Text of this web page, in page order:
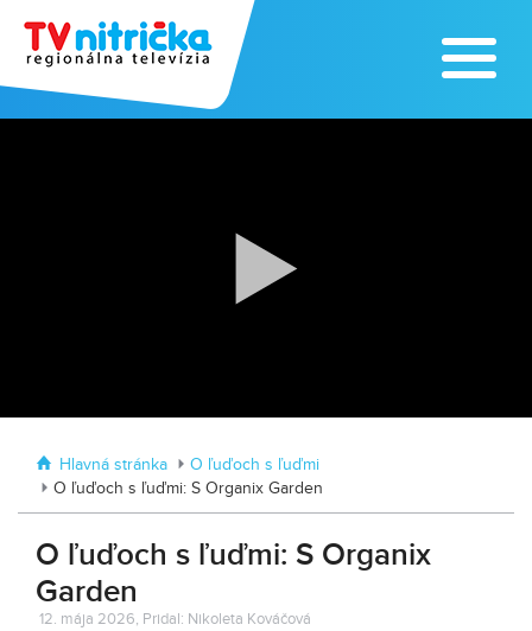
Traktormánia 2025 s pozvánkou
Hlavná stránka
O ľuďoch s ľuďmi
O ľuďoch s ľuďmi: S Organix Garden
O ľuďoch s ľuďmi: S Organix
Garden
12. mája 2026, Pridal: Nikoleta Kováčová